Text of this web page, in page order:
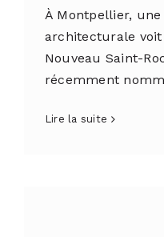
À Montpellier,
architecturale
Nouveau Saint-
récemment
Lire la suite